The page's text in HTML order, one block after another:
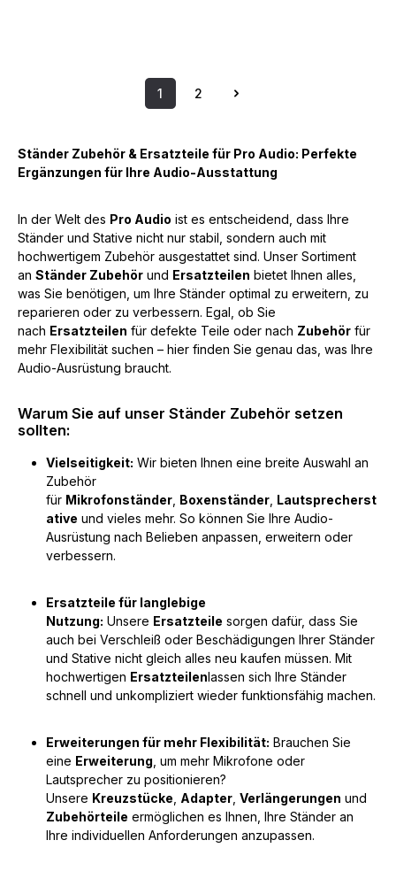
Seite
1
Seite
2
Ständer Zubehör & Ersatzteile für Pro Audio: Perfekte
Ergänzungen für Ihre Audio-Ausstattung
In der Welt des Pro Audio ist es entscheidend, dass Ihre
Ständer und Stative nicht nur stabil, sondern auch mit
hochwertigem Zubehör ausgestattet sind. Unser Sortiment
an Ständer Zubehör und Ersatzteilen bietet Ihnen alles,
was Sie benötigen, um Ihre Ständer optimal zu erweitern, zu
reparieren oder zu verbessern. Egal, ob Sie
nach Ersatzteilen für defekte Teile oder nach Zubehör für
mehr Flexibilität suchen – hier finden Sie genau das, was Ihre
Audio-Ausrüstung braucht.
Warum Sie auf unser Ständer Zubehör setzen
sollten:
Vielseitigkeit: Wir bieten Ihnen eine breite Auswahl an
Zubehör
für Mikrofonständer Boxenständer Lautsprecherst
ative und vieles mehr. So können Sie Ihre Audio-
Ausrüstung nach Belieben anpassen, erweitern oder
verbessern.
Ersatzteile für langlebige
Nutzung: Unsere Ersatzteile sorgen dafür, dass Sie
auch bei Verschleiß oder Beschädigungen Ihrer Ständer
und Stative nicht gleich alles neu kaufen müssen. Mit
hochwertigen Ersatzteilenlassen sich Ihre Ständer
schnell und unkompliziert wieder funktionsfähig machen.
Erweiterungen für mehr Flexibilität: Brauchen Sie
eine Erweiterung , um mehr Mikrofone oder
Lautsprecher zu positionieren?
Unsere Kreuzstücke Adapter Verlängerungen und
Zubehörteile ermöglichen es Ihnen, Ihre Ständer an
Ihre individuellen Anforderungen anzupassen.